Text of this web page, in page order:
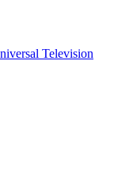
Television